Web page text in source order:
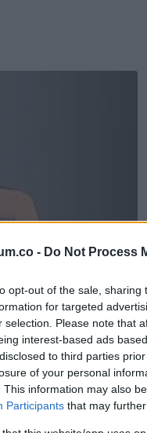
- Do Not Process
opt-out of the sale,
for targeted
selection. Please note that
interest-based ads
to third parties
of your personal
This information may also
Participants that may
2 típusa létezik:
ettől pedig jelentősen
juttassanak